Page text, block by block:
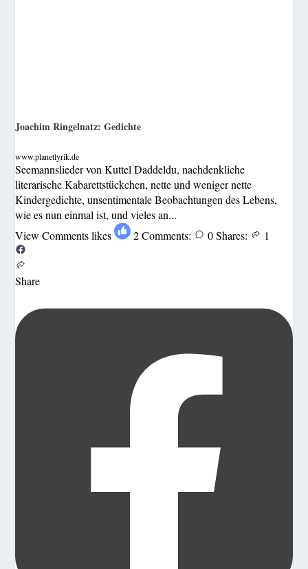
Joachim Ringelnatz: Gedichte
www.planetlyrik.de
Seemannslieder von Kuttel Daddeldu, nachdenkliche
literarische Kabarettstückchen, nette und weniger nette
Kindergedichte, unsentimentale Beobachtungen des Lebens,
wie es nun einmal ist, und vieles an...
View Comments likes 2 Comments: 0 Shares: 1
Share